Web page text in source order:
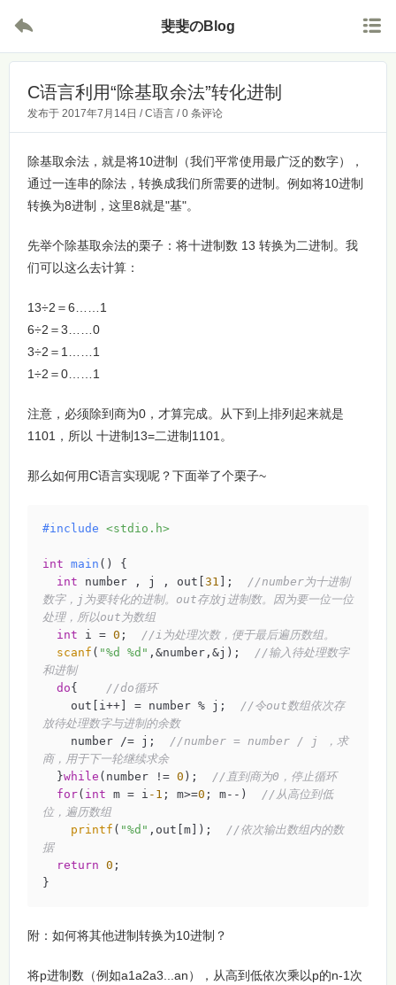
 斐斐のBlog 
C语言利用“除基取余法”转化进制
发布于 2017年7月14日 /C语言 /0 条评论
除基取余法，就是将10进制（我们平常使用最广泛的数字），
通过一连串的除法，转换成我们所需要的进制。例如将10进制
转换为8进制，这里8就是"基"。
先举个除基取余法的栗子：将十进制数 13 转换为二进制。我
们可以这么去计算：
13÷2＝6……1
6÷2＝3……0
3÷2＝1……1
1÷2＝0……1
注意，必须除到商为0，才算完成。从下到上排列起来就是
1101，所以 十进制13=二进制1101。
那么如何用C语言实现呢？下面举了个栗子~
#include <stdio.h>
int main ()
{
int number , j , out[ 31 ];
//number为十进制
数字，j为要转化的进制。out存放j进制数。因为要一位一位
处理，所以out为数组
int i = 0 ;
//i为处理次数，便于最后遍历数组。
scanf ( "%d %d" ,&number,&j);
//输入待处理数字
和进制
do{
//do循环
    out[i++] = number % j;
//令out数组依次存
放待处理数字与进制的余数
    number /= j;
//number = number / j ，求
商，用于下一轮继续求余
  }
while (number != 0 );
//直到商为0，停止循环
for( int m = i -1 ; m>=0 ; m--)
//从高位到低
位，遍历数组
printf ( "%d" ,out[m]);
//依次输出数组内的数
据
return 0 ;
}
附：如何将其他进制转换为10进制？
将p进制数（例如a1a2a3...an），从高到低依次乘以p的n-1次